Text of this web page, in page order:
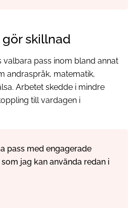
skillnad
pass inom bland annat
andraspråk, matematik,
Arbetet skedde i mindre
till vardagen i
pass med engagerade
jag kan använda redan i